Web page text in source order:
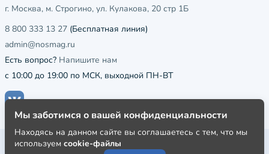
г. Москва, м. Строгино, ул. Кулакова, 20 стр 1Б
8 800 333 13 27 (Бесплатная линия)
admin@nosmag.ru
Есть вопрос? Напишите нам
с 10:00 до 19:00 по МСК, выходной ПН-ВТ
Публичная оферта
Мы заботимся о вашей конфиденциальности
Находясь на данном сайте вы соглашаетесь с тем, что мы
используем cookie-файлы